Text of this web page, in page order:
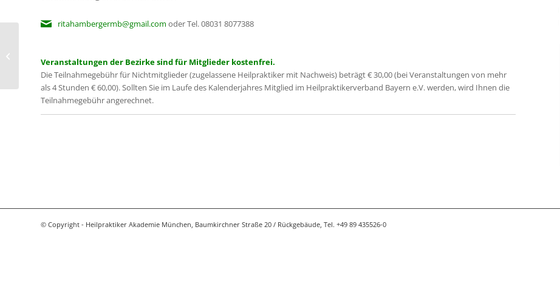
ritahambergermb@gmail.com oder Tel. 08031 8077388
Veranstaltungen der Bezirke sind für Mitglieder kostenfrei.
Die Teilnahmegebühr für Nichtmitglieder (zugelassene Heilpraktiker mit Nachweis) beträgt € 30,00 (bei Veranstaltungen von mehr
als 4 Stunden € 60,00). Sollten Sie im Laufe des Kalenderjahres Mitglied im Heilpraktikerverband Bayern e.V. werden, wird Ihnen die
Teilnahmegebühr angerechnet.
© Copyright - Heilpraktiker Akademie München, Baumkirchner Straße 20 / Rückgebäude, Tel. +49 89 435526-0
im Praxisalltag